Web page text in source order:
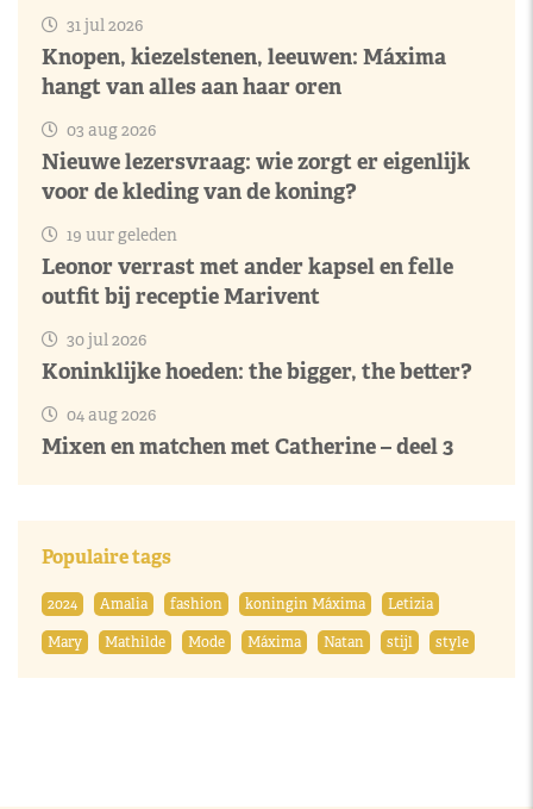
31 jul 2026
Knopen, kiezelstenen, leeuwen: Máxima
hangt van alles aan haar oren
03 aug 2026
Nieuwe lezersvraag: wie zorgt er eigenlijk
voor de kleding van de koning?
19 uur geleden
Leonor verrast met ander kapsel en felle
outfit bij receptie Marivent
30 jul 2026
Koninklijke hoeden: the bigger, the better?
04 aug 2026
Mixen en matchen met Catherine – deel 3
Populaire tags
2024 Amalia fashion koningin Máxima
Letizia
Mary
Mathilde Mode Máxima Natan stijl style